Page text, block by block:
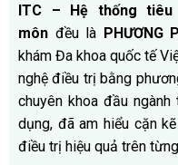
ITC – Hệ thống
môn đều là PHƯƠNG
khám Đa khoa quốc tế
nghệ điều trị bằng
chuyên khoa đầu
dụng, đã am hiểu cặn
điều trị hiệu quả trên